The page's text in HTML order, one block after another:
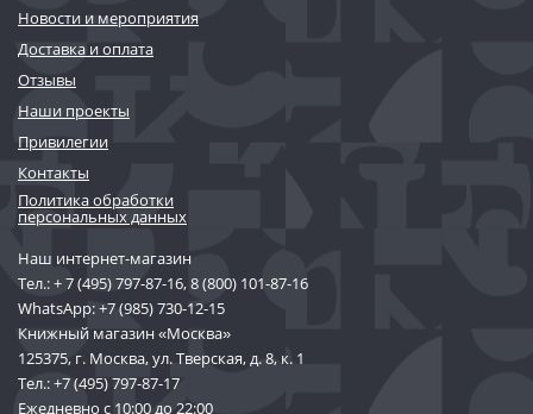
Новости и мероприятия
Доставка и оплата
Отзывы
Наши проекты
Привилегии
Контакты
Политика обработки
персональных данных
Наш интернет-магазин
Тел.:+ 7 (495) 797-87-16,8 (800) 101-87-16
WhatsApp:+7 (985) 730-12-15
Книжный магазин «Москва»
125375, г. Москва, ул. Тверская, д. 8, к. 1
Тел.:+7 (495) 797-87-17
Ежедневно с 10:00 до 22:00